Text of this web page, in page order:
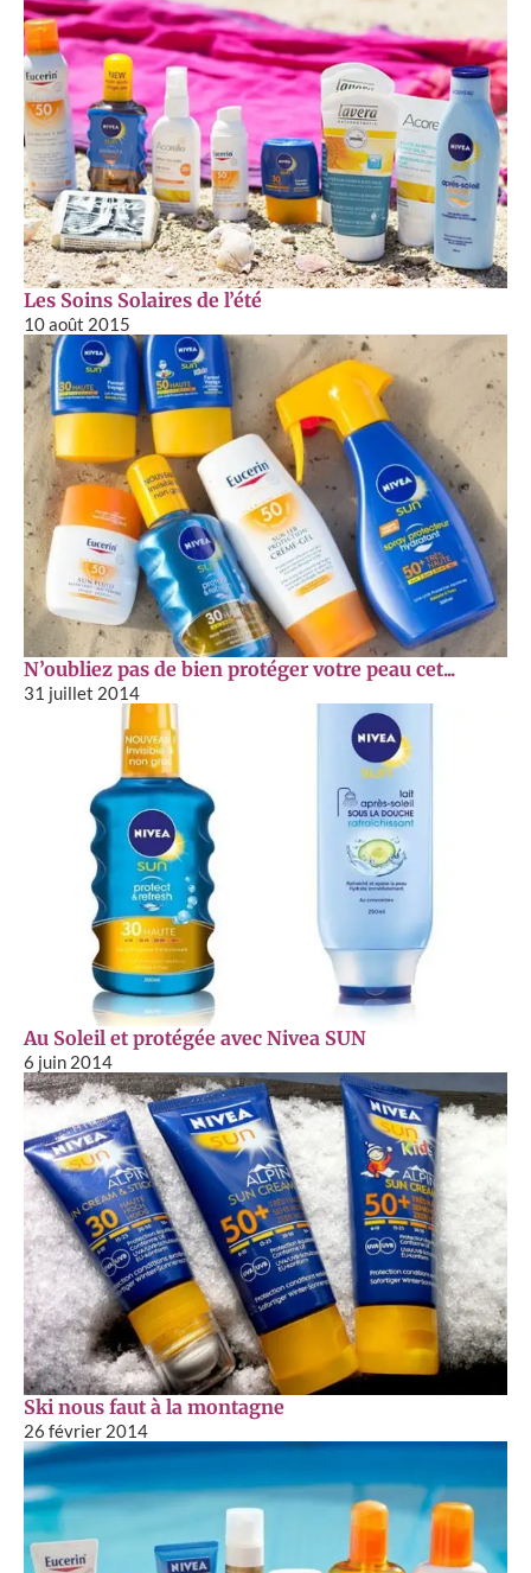
Les Soins Solaires de l’été
10 août 2015
N’oubliez pas de bien protéger votre peau cet...
31 juillet 2014
Au Soleil et protégée avec Nivea SUN
6 juin 2014
Ski nous faut à la montagne
26 février 2014